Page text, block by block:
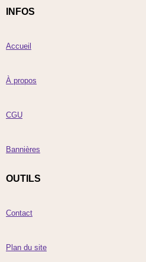
INFOS
Accueil
À propos
CGU
Bannières
OUTILS
Contact
Plan du site